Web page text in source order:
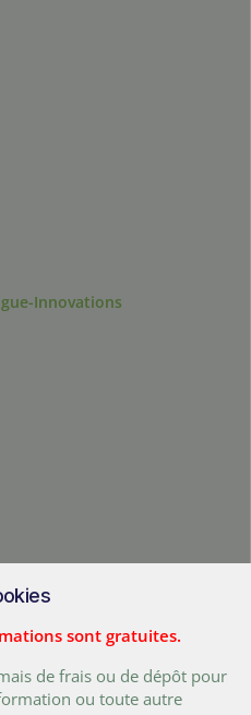
Innovations
sont gratuites.
de frais ou de dépôt pour
ou toute autre